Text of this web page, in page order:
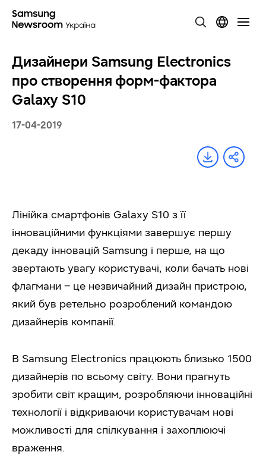
Дизайнери Samsung Electronics
про створення форм-фактора
Galaxy S10
17-04-2019
Лінійка смартфонів Galaxy S10 з її
інноваційними функціями завершує першу
декаду інновацій Samsung і перше, на що
звертають увагу користувачі, коли бачать нові
флагмани – це незвичайний дизайн пристрою,
який був ретельно розроблений командою
дизайнерів компанії.
В Samsung Electronics працюють близько 1500
дизайнерів по всьому світу. Вони прагнуть
зробити світ кращим, розробляючи інноваційні
технології і відкриваючи користувачам нові
можливості для спілкування і захоплюючі
враження.